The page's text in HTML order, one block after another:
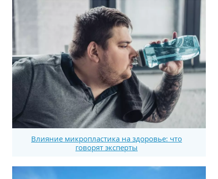
Влияние микропластика на здоровье: что
говорят эксперты